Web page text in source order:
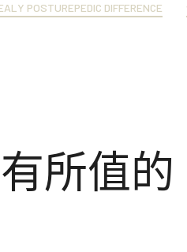
POSTUREPEDIC DIFFERENCE
所值的